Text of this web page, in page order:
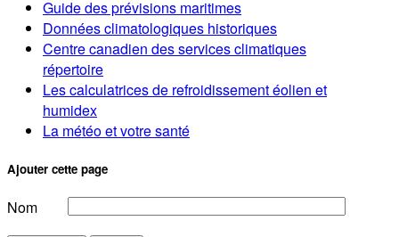
Guide des prévisions maritimes
Données climatologiques historiques
Centre canadien des services climatiques
répertoire
Les calculatrices de refroidissement éolien et
humidex
La météo et votre santé
Ajouter cette page
Nom